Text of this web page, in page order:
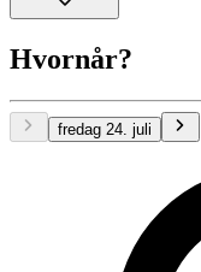
Hvornår?
fredag 24. juli